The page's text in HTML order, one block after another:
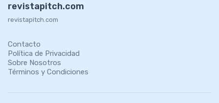
revistapitch.com
revistapitch.com
Contacto
Política de Privacidad
Sobre Nosotros
Términos y Condiciones